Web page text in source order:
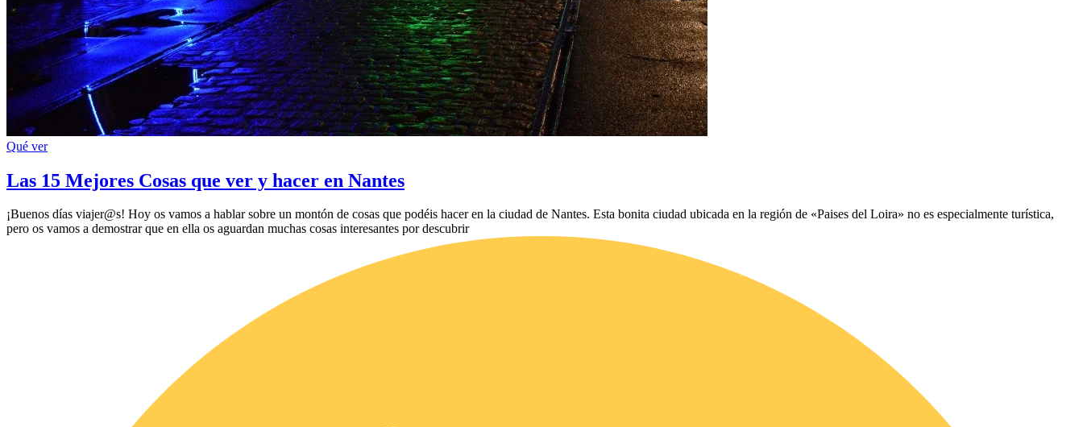
Qué ver
Las 15 Mejores Cosas que ver y hacer en Nantes
¡Buenos días viajer@s! Hoy os vamos a hablar sobre un montón de cosas que podéis hacer en la ciudad de Nantes. Esta bonita ciudad ubicada en la región de «Paises del Loira» no es especialmente turística,
pero os vamos a demostrar que en ella os aguardan muchas cosas interesantes por descubrir